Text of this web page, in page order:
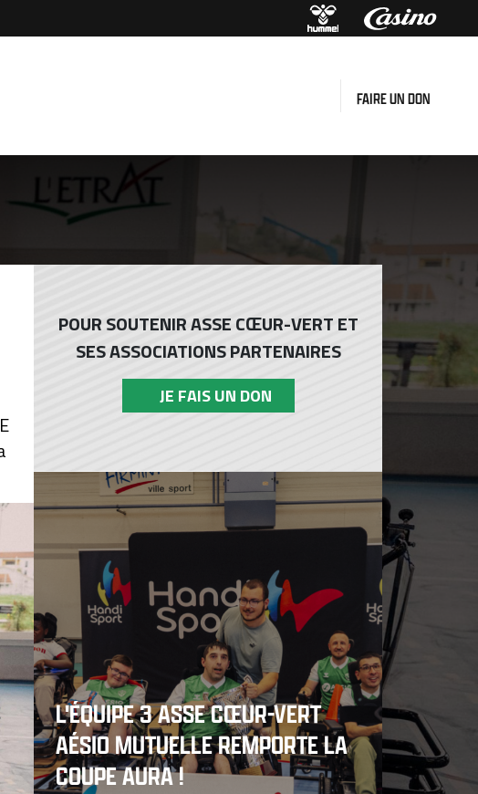
FAIRE UN DON
POUR SOUTENIR ASSE CŒUR-VERT ET
SES ASSOCIATIONS PARTENAIRES
JE FAIS UN DON
L'ÉQUIPE 3 ASSE CŒUR-VERT
AÉSIO MUTUELLE REMPORTE LA
COUPE AURA !